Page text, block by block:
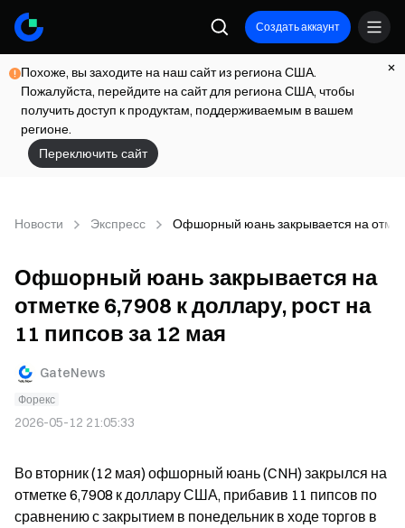
Создать аккаунт
Похоже, вы заходите на наш сайт из региона США.
Пожалуйста, перейдите на сайт для региона США, чтобы
получить доступ к продуктам, поддерживаемым в вашем
регионе.
Переключить сайт
Новости Экспресс Офшорный юань закрывается на
Офшорный юань закрывается на
отметке 6,7908 к доллару, рост на
11 пипсов за 12 мая
GateNews
Форекс
2026-05-12 21:05:33
Во вторник (12 мая) офшорный юань (CNH) закрылся на
отметке 6,7908 к доллару США, прибавив 11 пипсов по
сравнению с закрытием в понедельник в ходе торгов в